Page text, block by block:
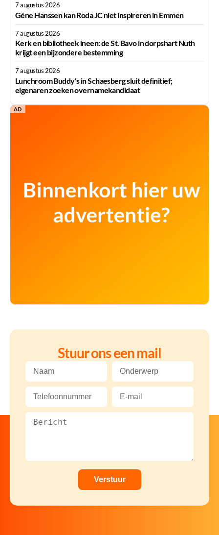
7 augustus 2026
Géne Hanssen kan Roda JC niet inspireren in Emmen
7 augustus 2026
Kerk en bibliotheek ineen: de St. Bavo in dorpshart Nuth
krijgt een bijzondere bestemming
7 augustus 2026
Lunchroom Buddy's in Schaesberg sluit definitief;
eigenaren zoeken overnamekandidaat
AD
Stuur ons een mail